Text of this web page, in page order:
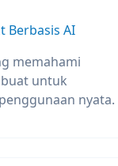
Berbasis AI
memahami
untuk
nyata.